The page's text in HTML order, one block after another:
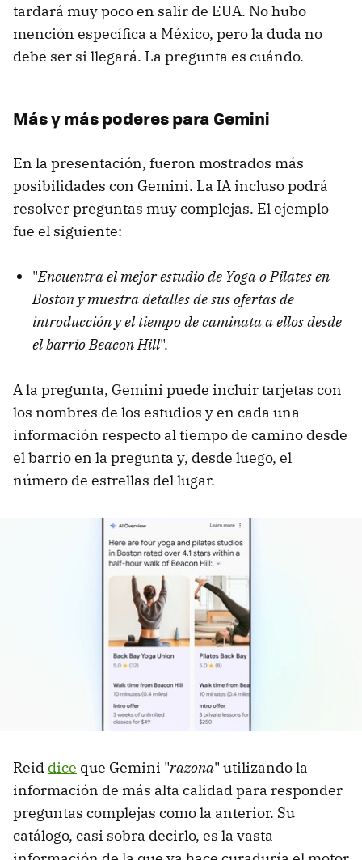
tardará muy poco en salir de EUA. No hubo
mención específica a México, pero la duda no
debe ser si llegará. La pregunta es cuándo.
Más y más poderes para Gemini
En la presentación, fueron mostrados más
posibilidades con Gemini. La IA incluso podrá
resolver preguntas muy complejas. El ejemplo
fue el siguiente:
"Encuentra el mejor estudio de Yoga o Pilates en
Boston y muestra detalles de sus ofertas de
introducción y el tiempo de caminata a ellos desde
el barrio Beacon Hill".
A la pregunta, Gemini puede incluir tarjetas con
los nombres de los estudios y en cada una
información respecto al tiempo de camino desde
el barrio en la pregunta y, desde luego, el
número de estrellas del lugar.
Reid dice que Gemini "razona" utilizando la
información de más alta calidad para responder
preguntas complejas como la anterior. Su
catálogo, casi sobra decirlo, es la vasta